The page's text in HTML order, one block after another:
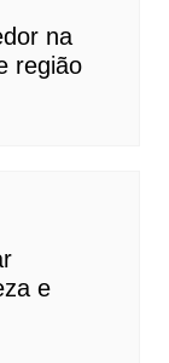
na
região
e